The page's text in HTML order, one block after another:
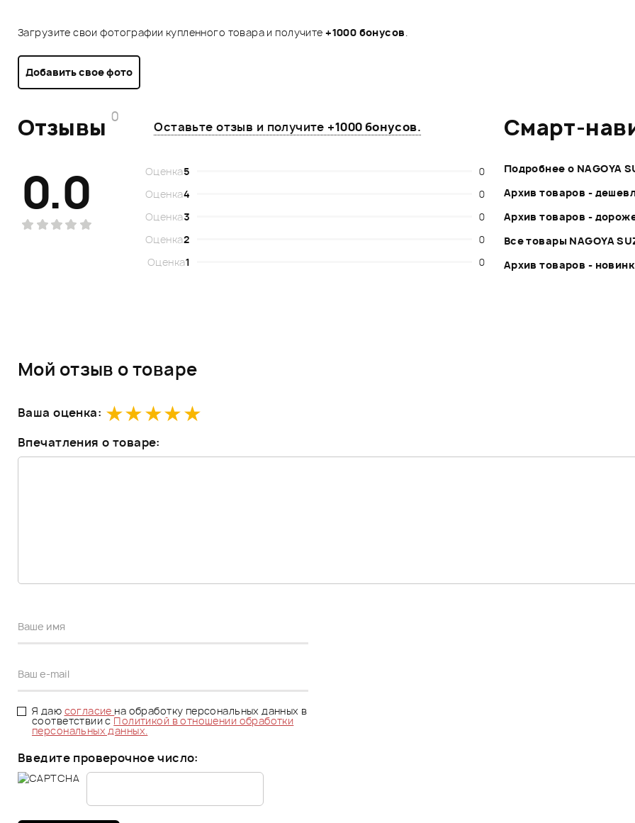
Загрузите свои фотографии купленного товара и получите+1000 бонусов.
Добавить свое фото
Отзывы 0
Оставьте отзыв и получите +1000 бонусов.
0.0 Оценка5
0
Оценка4
0
Оценка3
0
Оценка2
0
Оценка1 0
Смарт-
Подробнее о NAGOYA
Архив товаров -
Архив товаров -
Все товары NAGOYA
Архив товаров -
Мой отзыв о товаре
Ваша оценка:
Впечатления о товаре:
Я даю согласие на обработку персональных данных в
соответствии сПолитикой в отношении обработки
персональных данных.
Введите проверочное число: